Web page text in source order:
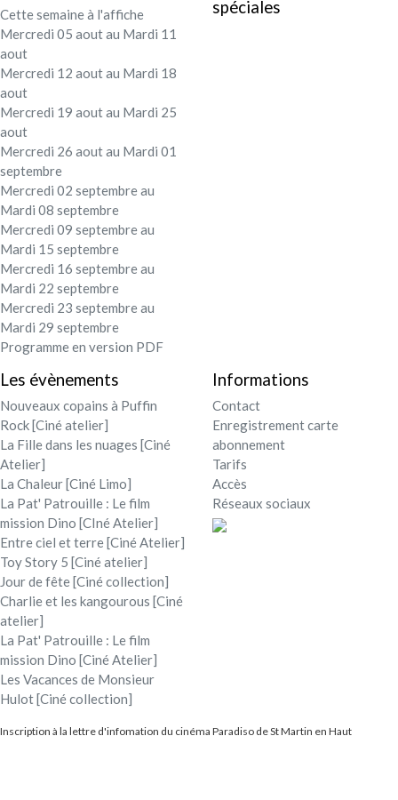
Festival - soirée
Mon compte
Cette semaine à l'affiche
Mercredi 05 aout au Mardi 11
aout
Mercredi 12 aout au Mardi 18
aout
Mercredi 19 aout au Mardi 25
aout
Mercredi 26 aout au Mardi 01
septembre
Mercredi 02 septembre au
Mardi 08 septembre
Mercredi 09 septembre au
Mardi 15 septembre
Mercredi 16 septembre au
Mardi 22 septembre
Mercredi 23 septembre au
Mardi 29 septembre
Programme en version PDF
spéciales
Les évènements
Nouveaux copains à Puffin
Rock [Ciné atelier]
La Fille dans les nuages [Ciné
Atelier]
La Chaleur [Ciné Limo]
La Pat' Patrouille : Le film
mission Dino [CIné Atelier]
Entre ciel et terre [Ciné Atelier]
Toy Story 5 [Ciné atelier]
Jour de fête [Ciné collection]
Charlie et les kangourous [Ciné
atelier]
La Pat' Patrouille : Le film
mission Dino [Ciné Atelier]
Les Vacances de Monsieur
Hulot [Ciné collection]
Informations
Contact
Enregistrement carte
abonnement
Tarifs
Accès
Réseaux sociaux
Inscription à la lettre d'infomation du cinéma Paradiso de St Martin en Haut